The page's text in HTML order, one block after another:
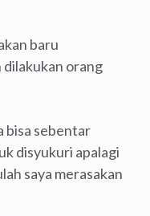
baru
dilakukan orang
bisa sebentar
disyukuri apalagi
saya merasakan